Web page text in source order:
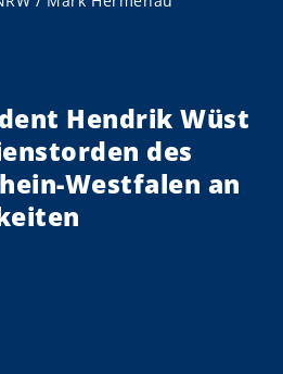
Hendrik Wüst
des
Westfalen an